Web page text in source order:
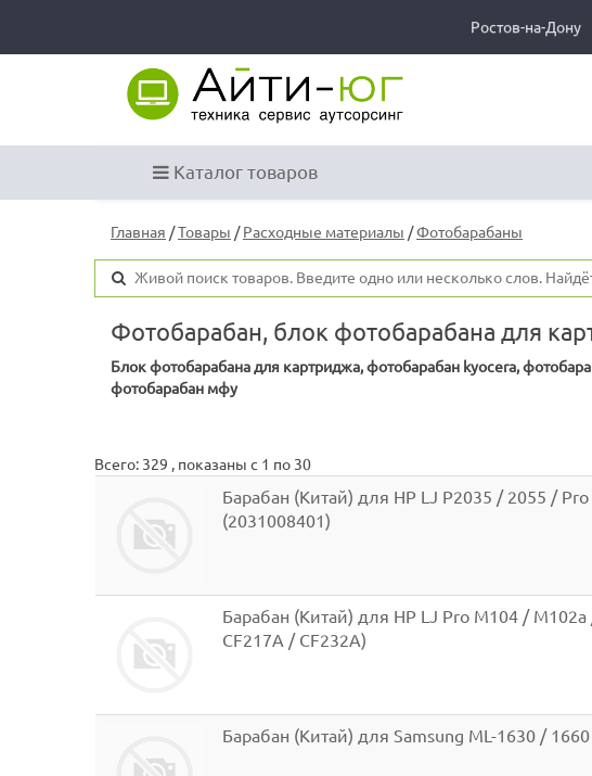
Ростов-на-Дону
Каталог товаров
Главная /Товары /Расходные материалы /Фотобарабаны
Фотобарабан, блок фотобарабана для
Блок фотобарабана для картриджа, фотобарабан kyocera,
фотобарабан мфу
Всего: 329 , показаны с 1 по 30
Барабан (Китай) для HP LJ P2035 / 2055 /
(2031008401)
Барабан (Китай) для HP LJ Pro M104 /
CF217A / CF232A)
Барабан (Китай) для Samsung ML-1630 /